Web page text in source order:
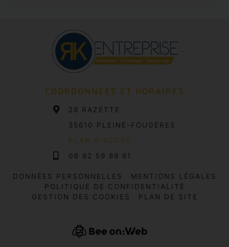
COORDONNÉES ET HORAIRES
28 RAZETTE
35610 PLEINE-FOUGÈRES
PLAN D'ACCÈS
06 82 59 89 81
DONNÉES PERSONNELLES
MENTIONS LÉGALES
POLITIQUE DE CONFIDENTIALITÉ
GESTION DES COOKIES
PLAN DE SITE